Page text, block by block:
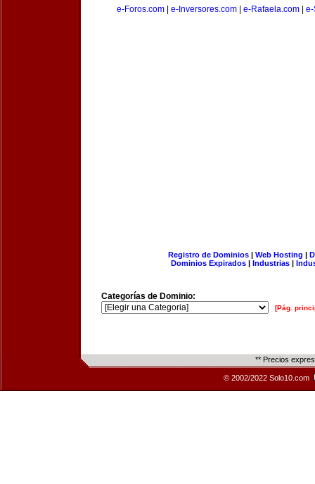
e-Foros.com
e-Inversores.com e-Rafaela.com e-
Registro de Dominios| Web Hosting |
Dominios Expirados | Industrias |
Categorías de Dominio:
[Pág.
** Precios
© 2002/2022 Solo10.com